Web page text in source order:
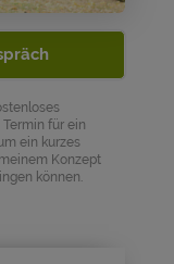
für ein
ein kurzes
Konzept
können.